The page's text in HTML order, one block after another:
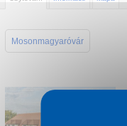
Postup rezervace
Mosonmagyaróvár